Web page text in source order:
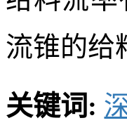
流锥的给
关键词: